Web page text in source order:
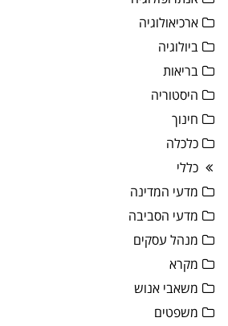
ארכיאולוגיה
ביולוגיה
בריאות
היסטוריה
חינוך
כלכלה
כללי
מדעי המדינה
מדעי הסביבה
מנהל עסקים
מקרא
משאבי אנוש
משפטים